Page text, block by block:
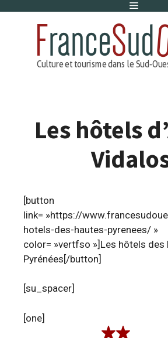
Menu
Les hôtels
[button
link= »https://
hotels-des-hautes-pyrenees/ »
color= »vertfso »]Les hôtels des
Pyrénées[/button]
[su_spacer]
[one]